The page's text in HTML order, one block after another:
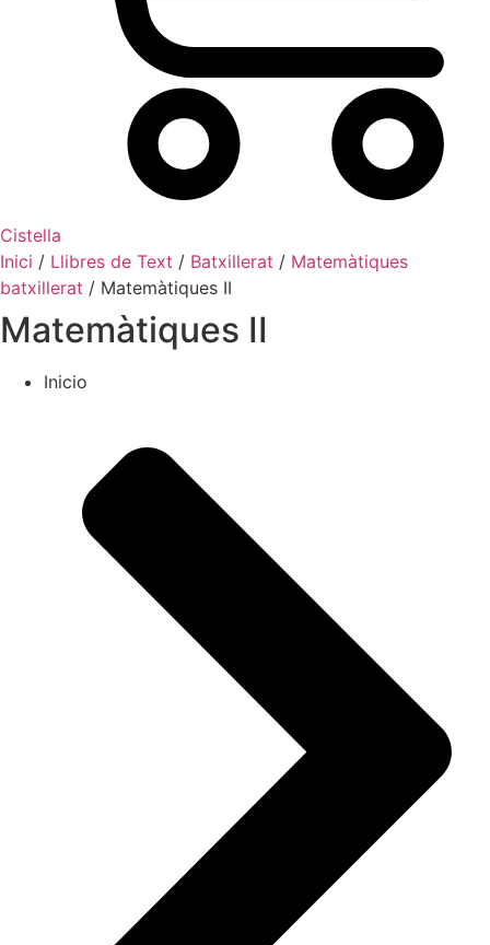
Cistella
Inici / Llibres de Text / Batxillerat / Matemàtiques
batxillerat / Matemàtiques II
Matemàtiques II
Inicio